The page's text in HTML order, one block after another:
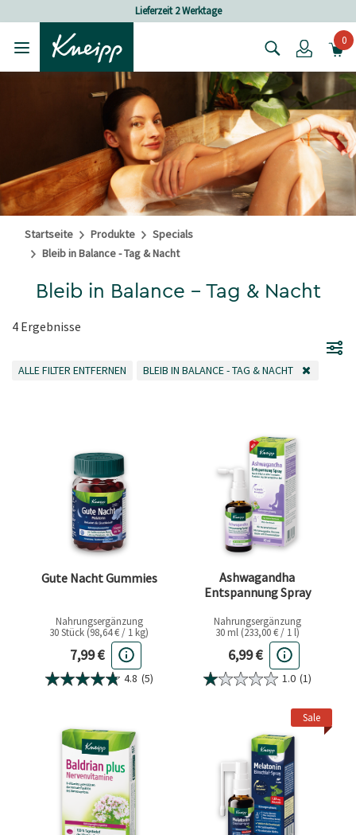
Lieferzeit 2 Werktage
Login0
Startseite Produkte
Specials
Bleib in Balance - Tag & Nacht
Bleib in Balance - Tag & Nacht
4 Ergebnisse
ALLE FILTER ENTFERNEN
BLEIB IN BALANCE - TAG & NACHT
Gute Nacht Gummies
Nahrungsergänzung
30 Stück (98,64 € / 1 kg)
Aktueller Preis
7,99 €
4.8 (5)
Ashwagandha
Entspannung Spray
Nahrungsergänzung
30 ml (233,00 € / 1 l)
Aktueller Preis
6,99 €
1.0 (1)
Sale